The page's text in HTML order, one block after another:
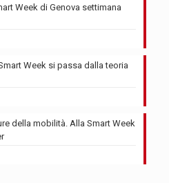
Week di Genova settimana
Week si passa dalla teoria
della mobilità. Alla Smart Week